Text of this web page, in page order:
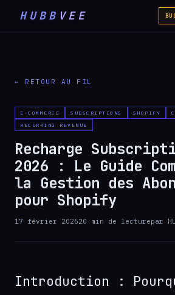
HUBB VEE
← RETOUR AU FIL
E-COMMERCE SUBSCRIPTIONS SHOPIFY
RECURRING REVENUE
Recharge
2026 : Le Guide
la Gestion des
pour Shopify
17 février 202620 min de lecturepar
Introduction :